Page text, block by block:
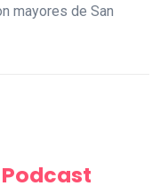
mayores de San